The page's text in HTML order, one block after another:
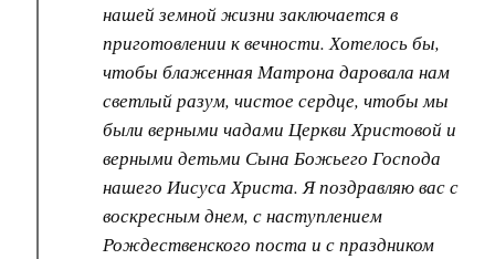
нашей земной жизни заключается в
приготовлении к вечности. Хотелось бы,
чтобы блаженная Матрона даровала нам
светлый разум, чистое сердце, чтобы мы
были верными чадами Церкви Христовой и
верными детьми Сына Божьего Господа
нашего Иисуса Христа. Я поздравляю вас с
воскресным днем, с наступлением
Рождественского поста и с праздником